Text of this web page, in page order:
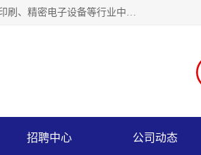
上海浜田实业有限公司专业致力于传动控制行业。面向工业机器人、半导体、机床、船舶、点胶、印刷、精密电子设备等行业中的运动控制技术。为日本哈默纳科（HarmonicDrive简称HD）中国地区定代理商，其生产的HarmonicDrive谐波减速机，具有轻量、小型、传动效率高、减速范围广、精度高等特点，被广泛应用于各种传动系统中。完善的技术，完善的售后，让您的选择无后顾之忧，欢迎您的来电洽谈！
招聘中心 公司动态